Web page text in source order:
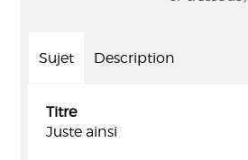
Sujet Description
Titre
Juste ainsi